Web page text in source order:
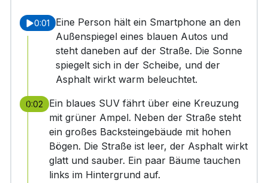
0:01
Eine Person hält ein Smartphone an den
Außenspiegel eines blauen Autos und
steht daneben auf der Straße. Die Sonne
spiegelt sich in der Scheibe, und der
Asphalt wirkt warm beleuchtet.
0:02
Ein blaues SUV fährt über eine Kreuzung
mit grüner Ampel. Neben der Straße steht
ein großes Backsteingebäude mit hohen
Bögen. Die Straße ist leer, der Asphalt wirkt
glatt und sauber. Ein paar Bäume tauchen
links im Hintergrund auf.